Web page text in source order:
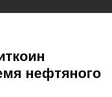
нефтяного